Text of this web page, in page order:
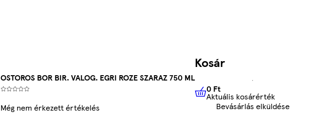
OSTOROS BOR BIR. VALOG. EGRI ROZE SZARAZ 750 ML
Még nem érkezett értékelés
Kosár
0 FtAktuális kosárérték
0 Ft
Aktuális kosárérték
Bevásárlás elküldése